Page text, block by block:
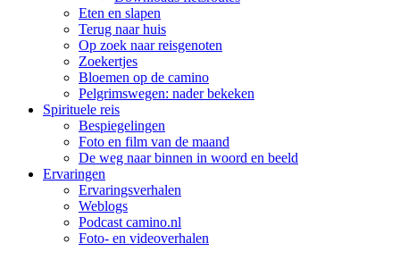
Eten en slapen
Terug naar huis
Op zoek naar reisgenoten
Zoekertjes
Bloemen op de camino
Pelgrimswegen: nader bekeken
Spirituele reis
Bespiegelingen
Foto en film van de maand
De weg naar binnen in woord en beeld
Ervaringen
Ervaringsverhalen
Weblogs
Podcast camino.nl
Foto- en videoverhalen